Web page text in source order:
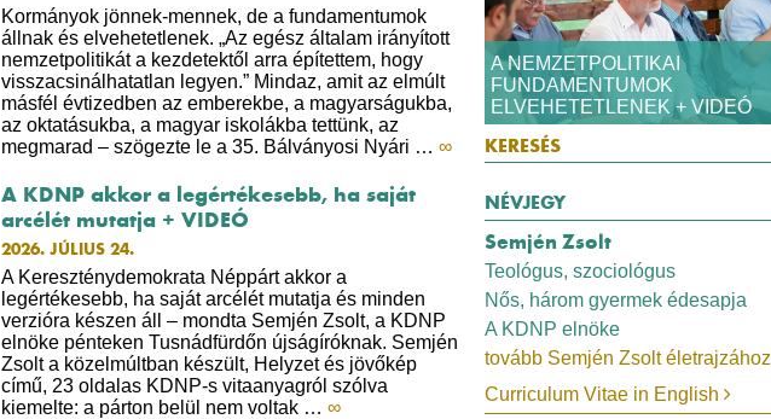
Kormányok jönnek-mennek, de a fundamentumok
állnak és elvehetetlenek. „Az egész általam irányított
nemzetpolitikát a kezdetektől arra építettem, hogy
visszacsinálhatatlan legyen.” Mindaz, amit az elmúlt
másfél évtizedben az emberekbe, a magyarságukba,
az oktatásukba, a magyar iskolákba tettünk, az
megmarad – szögezte le a 35. Bálványosi Nyári … ∞
A KDNP akkor a legértékesebb, ha saját
arcélét mutatja + VIDEÓ
2026. JÚLIUS 24.
A Kereszténydemokrata Néppárt akkor a
legértékesebb, ha saját arcélét mutatja és minden
verzióra készen áll – mondta Semjén Zsolt, a KDNP
elnöke pénteken Tusnádfürdőn újságíróknak. Semjén
Zsolt a közelmúltban készült, Helyzet és jövőkép
című, 23 oldalas KDNP-s vitaanyagról szólva
kiemelte: a párton belül nem voltak … ∞
A NEMZETPOLITIKAI
FUNDAMENTUMOK
ELVEHETETLENEK + VIDEÓ
NÉVJEGY
Semjén Zsolt
Teológus, szociológus
Nős, három gyermek édesapja
A KDNP elnöke
tovább Semjén Zsolt életrajzához
Curriculum Vitae in English